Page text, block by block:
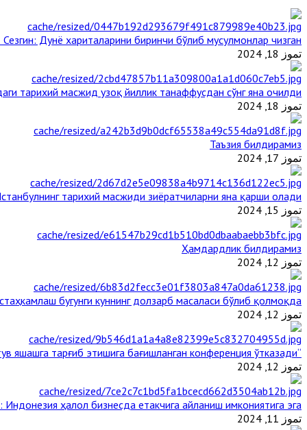
Дунё хариталарини биринчи бўлиб мусулмонлар чизган
تموز 18, 2024
тарихий масжид узоқ йиллик танаффусдан сўнг яна очилди
تموز 18, 2024
Таъзия билдирамиз
تموز 17, 2024
тарихий масжиди зиёратчиларни яна қарши олади
تموز 15, 2024
Ҳамдардлик билдирамиз
تموز 12, 2024
бугунги куннинг долзарб масаласи бўлиб қолмоқда
تموز 12, 2024
“Ал-Азҳар” Таиландда динларнинг тинч-тотув яшашга тарғиб этишига бағишланган конференция ўтказади
تموز 12, 2024
ҳалол бизнесда етакчига айланиш имкониятига эга
تموز 11, 2024